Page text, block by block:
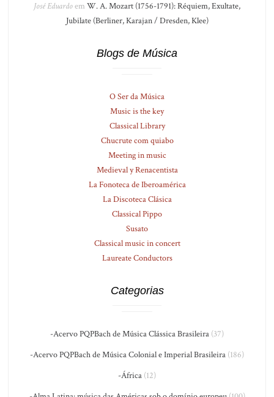
José Eduardoem W. A. Mozart (1756-1791): Réquiem, Exultate,
Jubilate (Berliner, Karajan / Dresden, Klee)
Blogs de Música
O Ser da Música
Music is the key
Classical Library
Chucrute com quiabo
Meeting in music
Medieval y Renacentista
La Fonoteca de Iberoamérica
La Discoteca Clásica
Classical Pippo
Susato
Classical music in concert
Laureate Conductors
Categorias
-Acervo PQPBach de Música Clássica Brasileira (37)
-Acervo PQPBach de Música Colonial e Imperial Brasileira (186)
-África (12)